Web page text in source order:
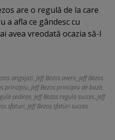
are o regulă de la care
a afla ce gândesc cu
avea vreodată ocazia să-l
angajați, Jeff Bezos avere, Jeff Bezos
principiu, Jeff Bezos principiu de bază,
ședințe, Jeff Bezos regulă succes, Jeff
sfaturi, Jeff Bezos sfaturi succes